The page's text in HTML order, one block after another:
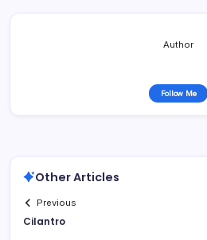
Author
Follow Me
Other Articles
Previous
Cilantro